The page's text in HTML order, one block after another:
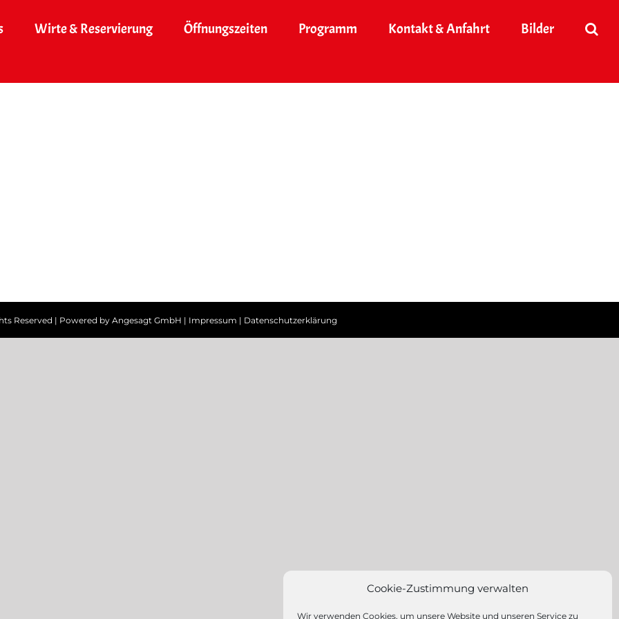
Cookie-Zustimmung verwalten
Wir verwenden Cookies, um unsere Website und unseren Service zu
Wirte & Reservierung Öffnungszeiten Programm Kontakt & Anfahrt Bilder
Reserved | Powered by Angesagt GmbH | Impressum | Datenschutzerklärung